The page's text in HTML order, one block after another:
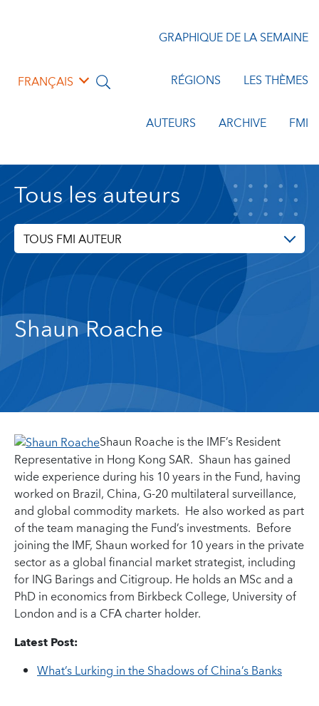
FRANÇAIS
GRAPHIQUE DE LA SEMAINE
RÉGIONS LES THÈMES
AUTEURS ARCHIVE FMI
Tous les auteurs
TOUS FMI AUTEUR
Shaun Roache
Shaun Roache is the IMF’s Resident
Representative in Hong Kong SAR. Shaun has gained
wide experience during his 10 years in the Fund, having
worked on Brazil, China, G-20 multilateral surveillance,
and global commodity markets. He also worked as part
of the team managing the Fund’s investments. Before
joining the IMF, Shaun worked for 10 years in the private
sector as a global financial market strategist, including
for ING Barings and Citigroup. He holds an MSc and a
PhD in economics from Birkbeck College, University of
London and is a CFA charter holder.
Latest Post:
What’s Lurking in the Shadows of China’s Banks